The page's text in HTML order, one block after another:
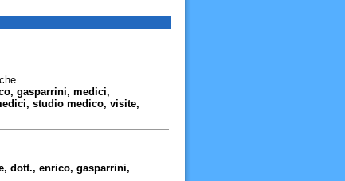
gasparrini, medici,
studio medico, visite,
dott., enrico, gasparrini,